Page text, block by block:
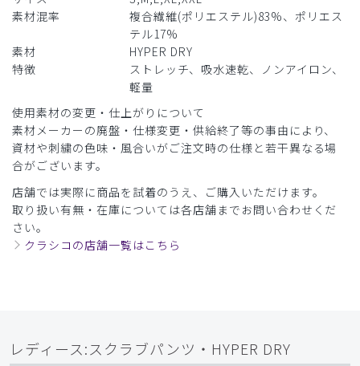
素材混率
複合繊維(ポリエステル)83%、ポリエス
テル17%
素材
HYPER DRY
特徴
ストレッチ、吸水速乾、ノンアイロン、
軽量
使用素材の変更・仕上がりについて
素材メーカーの廃盤・仕様変更・供給終了等の事由により、
資材や刺繍の色味・風合いがご注文時の仕様と若干異なる場
合がございます。
店舗では実際に商品を試着のうえ、ご購入いただけます。
取り扱い有無・在庫については各店舗までお問い合わせくだ
さい。
クラシコの店舗一覧はこちら
レディース:スクラブパンツ・HYPER DRY